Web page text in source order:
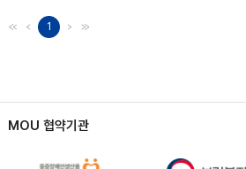
1
MOU 협약기관